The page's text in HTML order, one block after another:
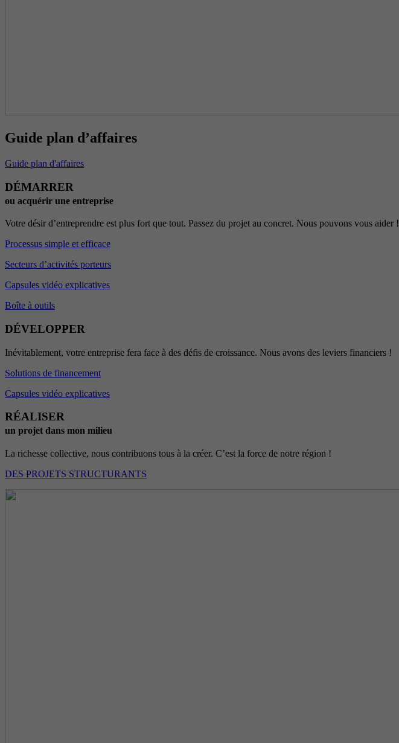
Guide plan d’affaires
Guide plan d'affaires
DÉMARRER
ou acquérir une entreprise
Votre désir d’entreprendre est plus fort que tout. Passez du projet au concret. Nous pouvons vous aider !
Processus simple et efficace
Secteurs d’activités porteurs
Capsules vidéo explicatives
Boîte à outils
DÉVELOPPER
Inévitablement, votre entreprise fera face à des défis de croissance. Nous avons des leviers financiers !
Solutions de financement
Capsules vidéo explicatives
RÉALISER
un projet dans mon milieu
La richesse collective, nous contribuons tous à la créer. C’est la force de notre région !
DES PROJETS STRUCTURANTS